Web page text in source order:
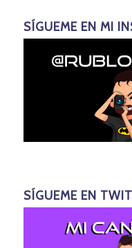
SÍGUEME EN MI
SÍGUEME EN